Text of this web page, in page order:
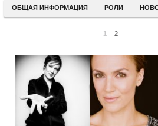
ОБЩАЯ ИНФОРМАЦИЯ РОЛИ
1 2